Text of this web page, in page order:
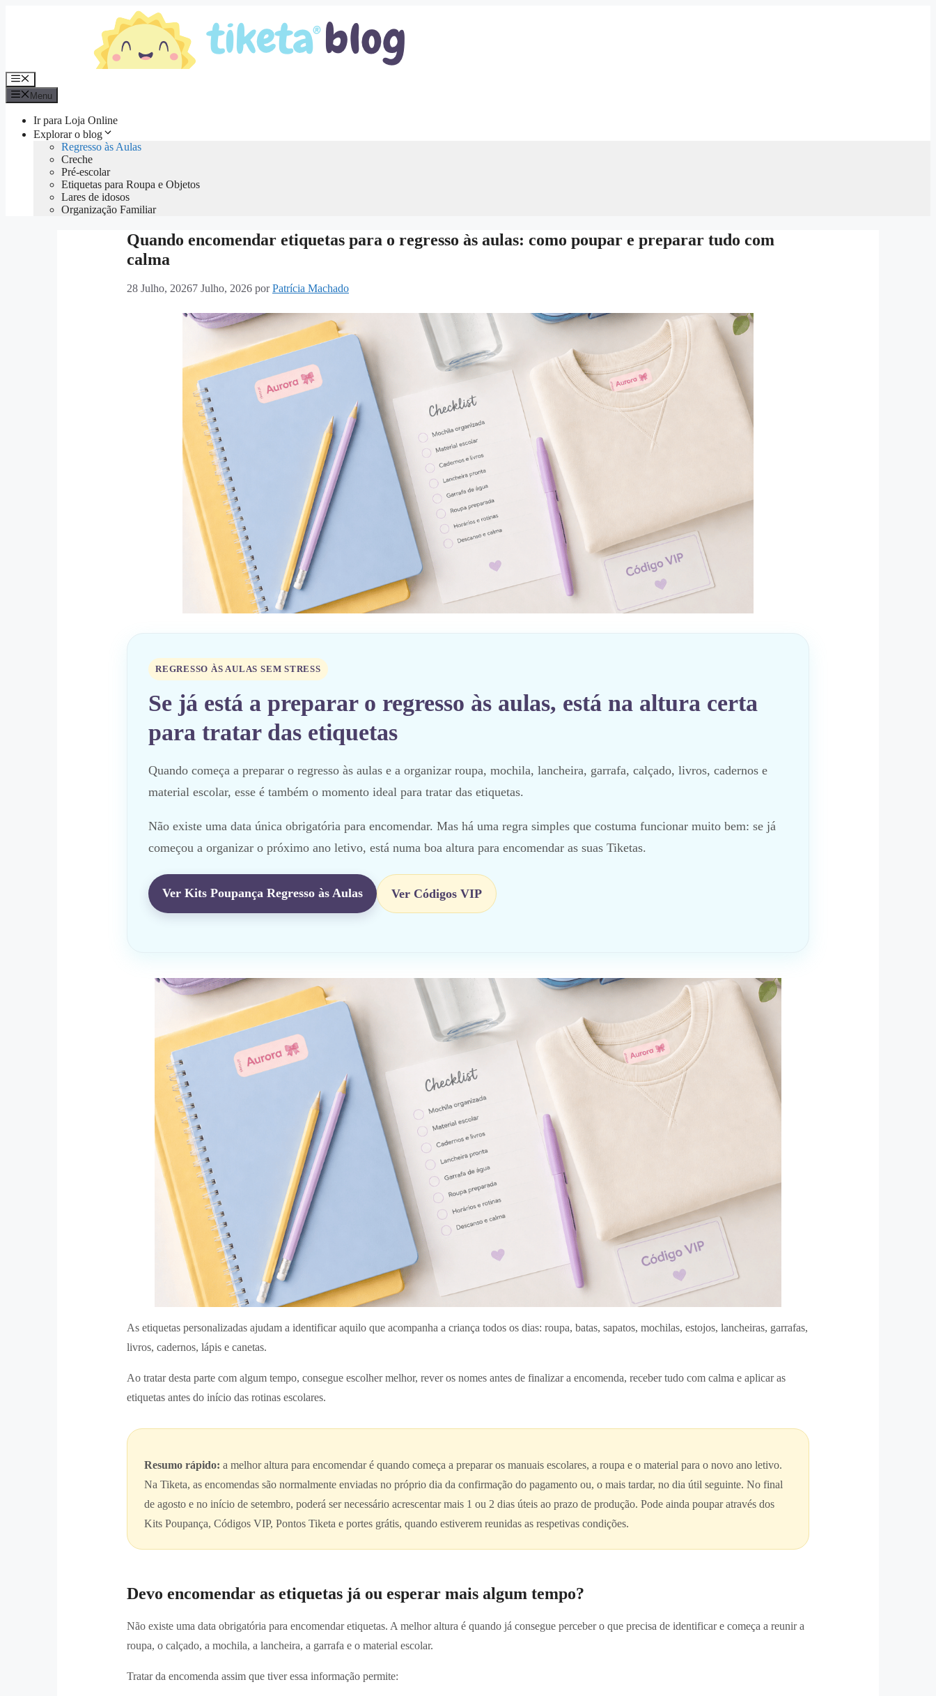
Menu
Menu
Ir para Loja Online
Explorar o blog
Regresso às Aulas
Creche
Pré-escolar
Etiquetas para Roupa e Objetos
Lares de idosos
Organização Familiar
Quando encomendar etiquetas para o regresso às aulas: como poupar e preparar tudo com
calma
28 Julho, 20267 Julho, 2026 porPatrícia Machado
REGRESSO ÀS AULAS SEM STRESS
Se já está a preparar o regresso às aulas, está na altura certa
para tratar das etiquetas
Quando começa a preparar o regresso às aulas e a organizar roupa, mochila, lancheira, garrafa, calçado, livros, cadernos e
material escolar, esse é também o momento ideal para tratar das etiquetas.
Não existe uma data única obrigatória para encomendar. Mas há uma regra simples que costuma funcionar muito bem: se já
começou a organizar o próximo ano letivo, está numa boa altura para encomendar as suas Tiketas.
Ver Kits Poupança Regresso às Aulas Ver Códigos VIP
As etiquetas personalizadas ajudam a identificar aquilo que acompanha a criança todos os dias: roupa, batas, sapatos, mochilas, estojos, lancheiras, garrafas,
livros, cadernos, lápis e canetas.
Ao tratar desta parte com algum tempo, consegue escolher melhor, rever os nomes antes de finalizar a encomenda, receber tudo com calma e aplicar as
etiquetas antes do início das rotinas escolares.
Resumo rápido: a melhor altura para encomendar é quando começa a preparar os manuais escolares, a roupa e o material para o novo ano letivo.
Na Tiketa, as encomendas são normalmente enviadas no próprio dia da confirmação do pagamento ou, o mais tardar, no dia útil seguinte. No final
de agosto e no início de setembro, poderá ser necessário acrescentar mais 1 ou 2 dias úteis ao prazo de produção. Pode ainda poupar através dos
Kits Poupança, Códigos VIP, Pontos Tiketa e portes grátis, quando estiverem reunidas as respetivas condições.
Devo encomendar as etiquetas já ou esperar mais algum tempo?
Não existe uma data obrigatória para encomendar etiquetas. A melhor altura é quando já consegue perceber o que precisa de identificar e começa a reunir a
roupa, o calçado, a mochila, a lancheira, a garrafa e o material escolar.
Tratar da encomenda assim que tiver essa informação permite: